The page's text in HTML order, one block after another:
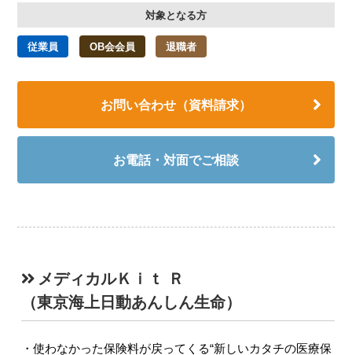
対象となる方
従業員 OB会会員 退職者
お問い合わせ（資料請求）
お電話・対面でご相談
メディカルＫｉｔ Ｒ
（東京海上日動あんしん生命）
使わなかった保険料が戻ってくる“新しいカタチの医療保